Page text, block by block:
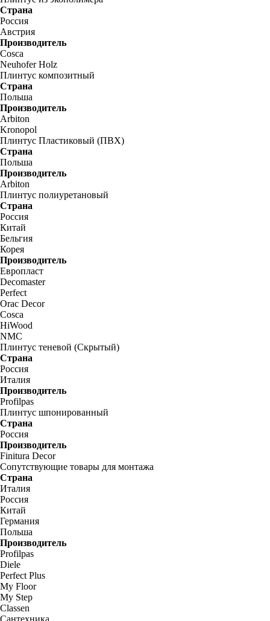
Страна
Россия
Австрия
Производитель
Cosca
Neuhofer Holz
Плинтус композитный
Страна
Польша
Производитель
Arbiton
Kronopol
Плинтус Пластиковый (ПВХ)
Страна
Польша
Производитель
Arbiton
Плинтус полиуретановый
Страна
Россия
Китай
Бельгия
Корея
Производитель
Европласт
Decomaster
Perfect
Orac Decor
Cosca
HiWood
NMC
Плинтус теневой (Скрытый)
Страна
Россия
Италия
Производитель
Profilpas
Плинтус шпонированный
Страна
Россия
Производитель
Finitura Decor
Сопутствующие товары для монтажа
Страна
Италия
Россия
Китай
Германия
Польша
Производитель
Profilpas
Diele
Perfect Plus
My Floor
My Step
Classen
Сантехника